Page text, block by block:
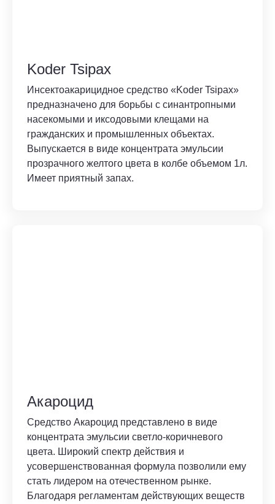
Koder Tsipax
Инсектоакарицидное средство «Koder Tsipax»
предназначено для борьбы с синантропными
насекомыми и иксодовыми клещами на
гражданских и промышленных объектах.
Выпускается в виде концентрата эмульсии
прозрачного желтого цвета в колбе объемом 1л.
Имеет приятный запах.
Акароцид
Средство Акароцид представлено в виде
концентрата эмульсии светло-коричневого
цвета. Широкий спектр действия и
усовершенствованная формула позволили ему
стать лидером на отечественном рынке.
Благодаря регламентам действующих веществ